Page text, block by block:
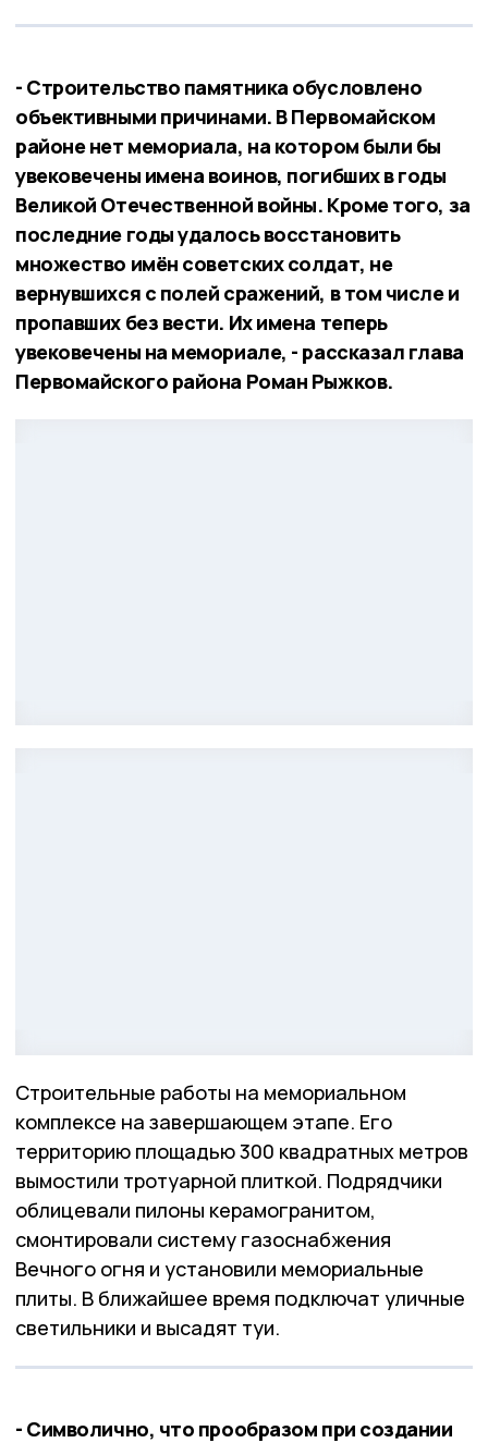
- Строительство памятника обусловлено
объективными причинами. В Первомайском
районе нет мемориала, на котором были бы
увековечены имена воинов, погибших в годы
Великой Отечественной войны. Кроме того, за
последние годы удалось восстановить
множество имён советских солдат, не
вернувшихся с полей сражений, в том числе и
пропавших без вести. Их имена теперь
увековечены на мемориале, - рассказал глава
Первомайского района Роман Рыжков.
Строительные работы на мемориальном
комплексе на завершающем этапе. Его
территорию площадью 300 квадратных метров
вымостили тротуарной плиткой. Подрядчики
облицевали пилоны керамогранитом,
смонтировали систему газоснабжения
Вечного огня и установили мемориальные
плиты. В ближайшее время подключат уличные
светильники и высадят туи.
- Символично, что прообразом при создании